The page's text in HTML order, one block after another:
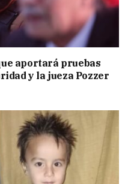
aportará pruebas
y la jueza Pozzer